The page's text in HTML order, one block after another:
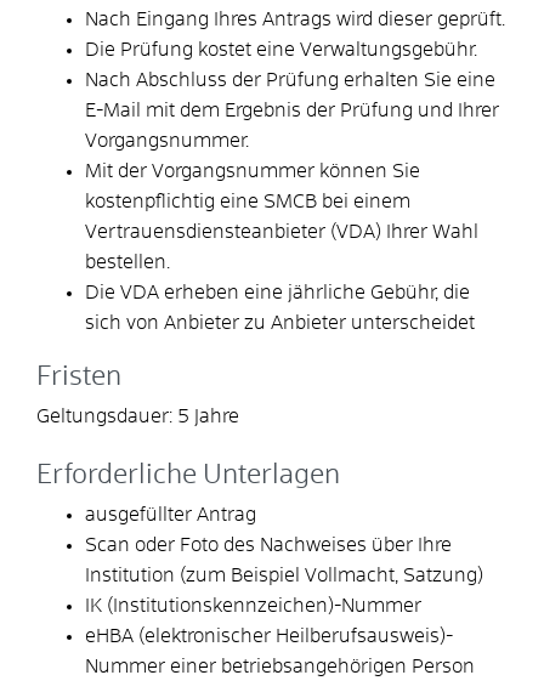
Nach Eingang Ihres Antrags wird dieser geprüft.
Die Prüfung kostet eine Verwaltungsgebühr.
Nach Abschluss der Prüfung erhalten Sie eine
E-Mail mit dem Ergebnis der Prüfung und Ihrer
Vorgangsnummer.
Mit der Vorgangsnummer können Sie
kostenpflichtig eine SMCB bei einem
Vertrauensdiensteanbieter (VDA) Ihrer Wahl
bestellen.
Die VDA erheben eine jährliche Gebühr, die
sich von Anbieter zu Anbieter unterscheidet
Fristen
Geltungsdauer: 5 Jahre
Erforderliche Unterlagen
ausgefüllter Antrag
Scan oder Foto des Nachweises über Ihre
Institution (zum Beispiel Vollmacht, Satzung)
IK (Institutionskennzeichen)-Nummer
eHBA (elektronischer Heilberufsausweis)-
Nummer einer betriebsangehörigen Person